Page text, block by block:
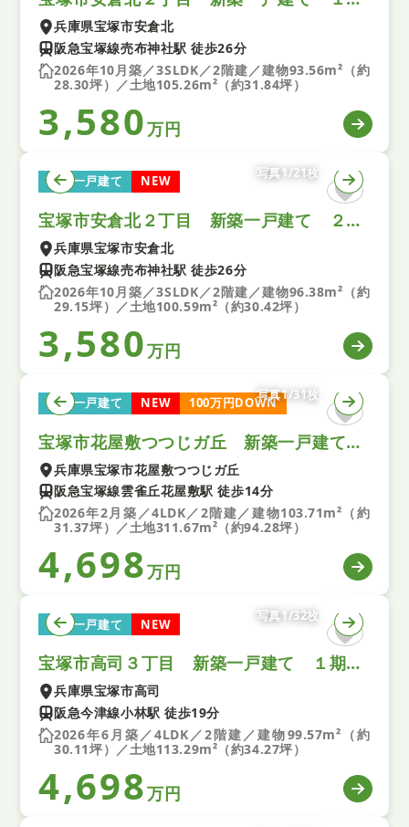
兵庫県宝塚市安倉北
阪急宝塚線売布神社駅 徒歩26分
2026年10月築／3SLDK／2階建／建物93.56m²（約
28.30坪）／土地105.26m²（約31.84坪）
3,580万円
新築一戸建て NEW
写真1/21枚
宝塚市安倉北２丁目 新築一戸建て ２号棟
兵庫県宝塚市安倉北
阪急宝塚線売布神社駅 徒歩26分
2026年10月築／3SLDK／2階建／建物96.38m²（約
29.15坪）／土地100.59m²（約30.42坪）
3,580万円
新築一戸建て NEW 100万円DOWN
写真1/31枚
宝塚市花屋敷つつじガ丘 新築一戸建て １期 2号棟
兵庫県宝塚市花屋敷つつじガ丘
阪急宝塚線雲雀丘花屋敷駅 徒歩14分
2026年2月築／4LDK／2階建／建物103.71m²（約
31.37坪）／土地311.67m²（約94.28坪）
4,698万円
新築一戸建て NEW
写真1/32枚
宝塚市高司３丁目 新築一戸建て １期 4号棟
兵庫県宝塚市高司
阪急今津線小林駅 徒歩19分
2026年6月築／4LDK／2階建／建物99.57m²（約
30.11坪）／土地113.29m²（約34.27坪）
4,698万円